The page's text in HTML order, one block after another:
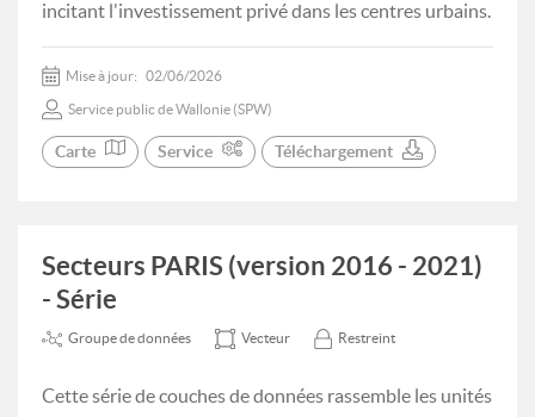
incitant l'investissement privé dans les centres urbains.
Mise à jour: 02/06/2026
Service public de Wallonie (SPW)
Carte Service Téléchargement
Secteurs PARIS (version 2016 - 2021)
- Série
Groupe de données Vecteur Restreint
Cette série de couches de données rassemble les unités